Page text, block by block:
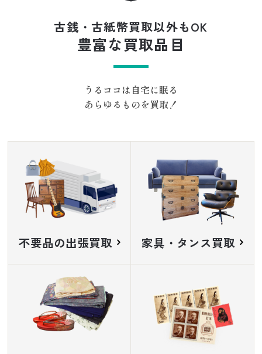
古銭・古紙幣買取以外もOK
豊富な買取品目
うるココは自宅に眠る
あらゆるものを買取！
不要品の出張買取 家具・タンス買取